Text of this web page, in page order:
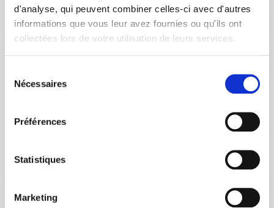
d'analyse, qui peuvent combiner celles-ci avec d'autres
informations que vous leur avez fournies ou qu'ils ont
collectées lors de votre utilisation de leurs services.
Nécessaires
Préférences
Statistiques
Marketing